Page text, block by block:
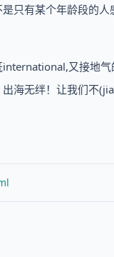
只有某个年龄段的
又接地
海无绊！让我们不